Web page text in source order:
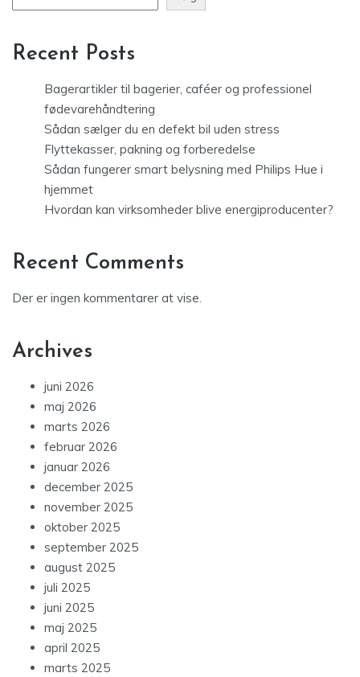
Recent Posts
Bagerartikler til bagerier, caféer og professionel
fødevarehåndtering
Sådan sælger du en defekt bil uden stress
Flyttekasser, pakning og forberedelse
Sådan fungerer smart belysning med Philips Hue i
hjemmet
Hvordan kan virksomheder blive energiproducenter?
Recent Comments
Der er ingen kommentarer at vise.
Archives
juni 2026
maj 2026
marts 2026
februar 2026
januar 2026
december 2025
november 2025
oktober 2025
september 2025
august 2025
juli 2025
juni 2025
maj 2025
april 2025
marts 2025